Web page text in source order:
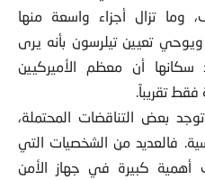
وما تزال أجزاء واسعة منها
فترة 25 عاماً. ويوحي تعيين تيلرسون بأنه يرى
سكانها أن معظم الأميركيين
فقط تقريباً.
بعض التناقضات المحتملة،
فالعديد من الشخصيات التي
كبيرة في جهاز الأمن